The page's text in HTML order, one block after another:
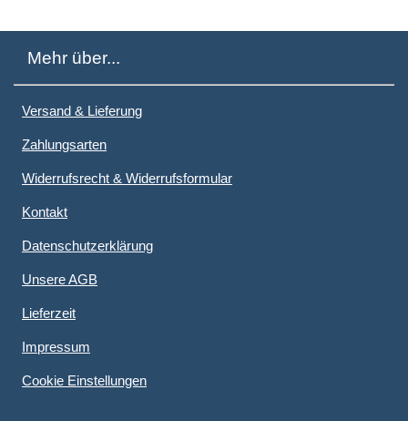
Mehr über...
Versand & Lieferung
Zahlungsarten
Widerrufsrecht & Widerrufsformular
Kontakt
Datenschutzerklärung
Unsere AGB
Lieferzeit
Impressum
Cookie Einstellungen